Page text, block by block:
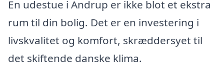
En udestue i Andrup er ikke blot et ekstra
rum til din bolig. Det er en investering i
livskvalitet og komfort, skræddersyet til
det skiftende danske klima.